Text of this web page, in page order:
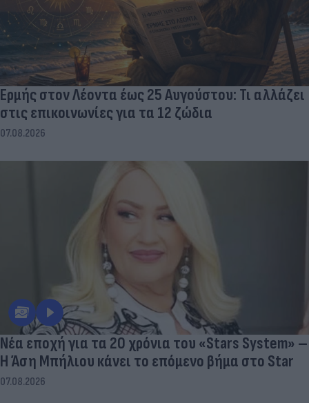
Ερμής στον Λέοντα έως 25 Αυγούστου: Τι αλλάζει
στις επικοινωνίες για τα 12 ζώδια
07.08.2026
Νέα εποχή για τα 20 χρόνια του «Stars System» –
Η Άση Μπήλιου κάνει το επόμενο βήμα στο Star
07.08.2026